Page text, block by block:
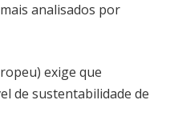
analisados por
exige que
de sustentabilidade de